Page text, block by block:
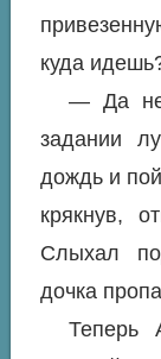
куда
— Да
задании
дождь и
крякнув,
Слыхал
дочка
Теперь